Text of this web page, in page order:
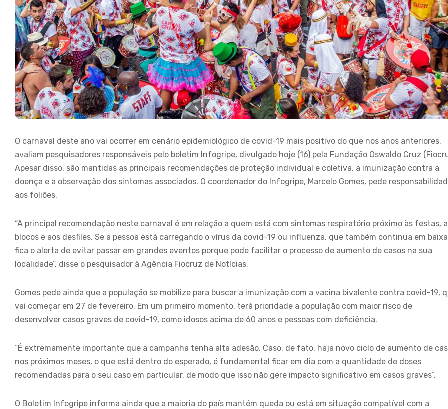
O carnaval deste ano vai ocorrer em cenário epidemiológico de covid-19 mais positivo do que nos anos anteriores,
avaliam pesquisadores responsáveis pelo boletim Infogripe, divulgado hoje (16) pela Fundação Oswaldo Cruz
Apesar disso, são mantidas as principais recomendações de proteção individual e coletiva, a imunização contra a
doença e a observação dos sintomas associados. O coordenador do Infogripe, Marcelo Gomes, pede
aos foliões.
“A principal recomendação neste carnaval é em relação a quem está com sintomas respiratório próximo às festas,
blocos e aos desfiles. Se a pessoa está carregando o vírus da covid-19 ou influenza, que também continua em
fica o alerta de evitar passar em grandes eventos porque pode facilitar o processo de aumento de casos na sua
localidade”, disse o pesquisador à Agência Fiocruz de Notícias.
Gomes pede ainda que a população se mobilize para buscar a imunização com a vacina bivalente contra covid-19,
vai começar em 27 de fevereiro. Em um primeiro momento, terá prioridade a população com maior risco de
desenvolver casos graves de covid-19, como idosos acima de 60 anos e pessoas com deficiência.
“É extremamente importante que a campanha tenha alta adesão. Caso, de fato, haja novo ciclo de aumento de
nos próximos meses, o que está dentro do esperado, é fundamental ficar em dia com a quantidade de doses
recomendadas para o seu caso em particular, de modo que isso não gere impacto significativo em casos graves”.
O Boletim Infogripe informa ainda que a maioria do país mantém queda ou está em situação compatível com a